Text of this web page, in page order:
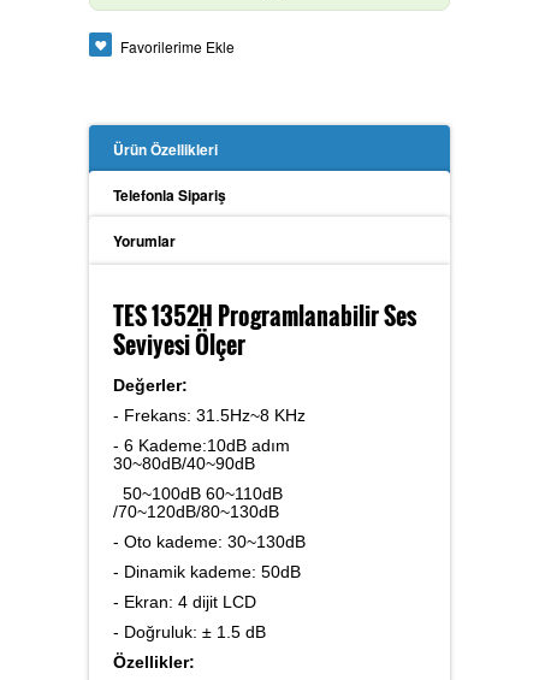
Güç Analizörü
Toprak Megeri
İzolasyon Megeri
Anemometre
Kalibratör
Karbondioksit Ölçer
Favorilerime Ekle
Ürün Özellikleri
Telefonla Sipariş
Yorumlar
TES 1352H Programlanabilir Ses
Seviyesi Ölçer
Değerler:
- Frekans: 31.5Hz~8 KHz
- 6 Kademe:10dB adım
30~80dB/40~90dB
50~100dB 60~110dB
/70~120dB/80~130dB
- Oto kademe: 30~130dB
- Dinamik kademe: 50dB
- Ekran: 4 dijit LCD
- Doğruluk: ± 1.5 dB
Özellikler: